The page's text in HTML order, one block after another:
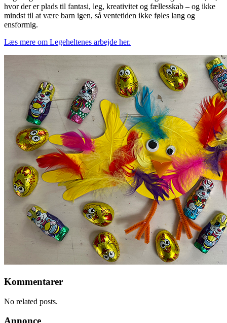
hvor der er plads til fantasi, leg, kreativitet og fællesskab – og ikke
mindst til at være barn igen, så ventetiden ikke føles lang og
ensformig.
Læs mere om Legeheltenes arbejde her.
Kommentarer
No related posts.
Annonce